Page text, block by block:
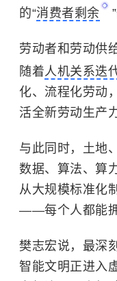
的“消费者剩余
劳动者和劳动供
随着人机关系迭
化、流程化劳动
活全新劳动生产力
与此同时，土地
数据、算法、算
从大规模标准化
——每个人都能拥
樊志宏说，最深
智能文明正进入